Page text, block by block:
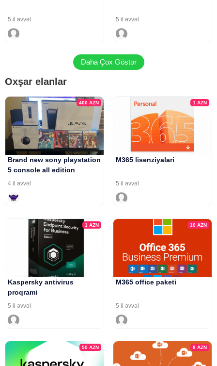
5 il əvvəl 5 il əvvəl
Daha Çox Göstər
Oxşar elanlar
400AZN
Brand new sony playstation
5 console all edition
available
4 il əvvəl
1 AZN
M365 lisenziyalari
5 il əvvəl
1AZN
Kaspersky antivirus
proqrami
5 il əvvəl
10 AZN
M365 office paketi
5 il əvvəl
50AZN 8 AZN